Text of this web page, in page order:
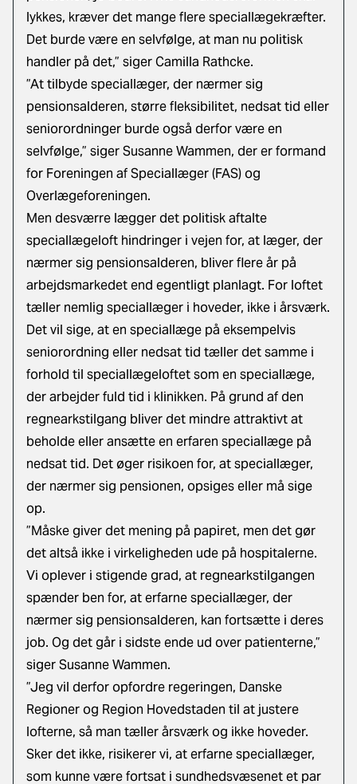
lykkes, kræver det mange flere speciallægekræfter.
Det burde være en selvfølge, at man nu politisk
handler på det,” siger Camilla Rathcke.
”At tilbyde speciallæger, der nærmer sig
pensionsalderen, større fleksibilitet, nedsat tid eller
seniorordninger burde også derfor være en
selvfølge,” siger Susanne Wammen, der er formand
for Foreningen af Speciallæger (FAS) og
Overlægeforeningen.
Men desværre lægger det politisk aftalte
speciallægeloft hindringer i vejen for, at læger, der
nærmer sig pensionsalderen, bliver flere år på
arbejdsmarkedet end egentligt planlagt. For loftet
tæller nemlig speciallæger i hoveder, ikke i årsværk.
Det vil sige, at en speciallæge på eksempelvis
seniorordning eller nedsat tid tæller det samme i
forhold til speciallægeloftet som en speciallæge,
der arbejder fuld tid i klinikken. På grund af den
regnearkstilgang bliver det mindre attraktivt at
beholde eller ansætte en erfaren speciallæge på
nedsat tid. Det øger risikoen for, at speciallæger,
der nærmer sig pensionen, opsiges eller må sige
op.
”Måske giver det mening på papiret, men det gør
det altså ikke i virkeligheden ude på hospitalerne.
Vi oplever i stigende grad, at regnearkstilgangen
spænder ben for, at erfarne speciallæger, der
nærmer sig pensionsalderen, kan fortsætte i deres
job. Og det går i sidste ende ud over patienterne,”
siger Susanne Wammen.
”Jeg vil derfor opfordre regeringen, Danske
Regioner og Region Hovedstaden til at justere
lofterne, så man tæller årsværk og ikke hoveder.
Sker det ikke, risikerer vi, at erfarne speciallæger,
som kunne være fortsat i sundhedsvæsenet et par